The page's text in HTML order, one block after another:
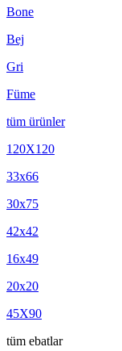
Bone
Bej
Gri
Füme
tüm ürünler
120X120
33x66
30x75
42x42
16x49
20x20
45X90
tüm ebatlar